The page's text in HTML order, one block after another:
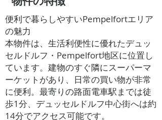
便利で暮らしやすいPempelfortエリア
の魅力
本物件は、生活利便性に優れたデュッ
セルドルフ・Pempelfort地区に位置し
ています。建物のすぐ隣にスーパーマ
ーケットがあり、日常の買い物が非常
に便利。最寄りの路面電車駅までは徒
歩1分、デュッセルドルフ中心街へは約
14分でアクセス可能です。